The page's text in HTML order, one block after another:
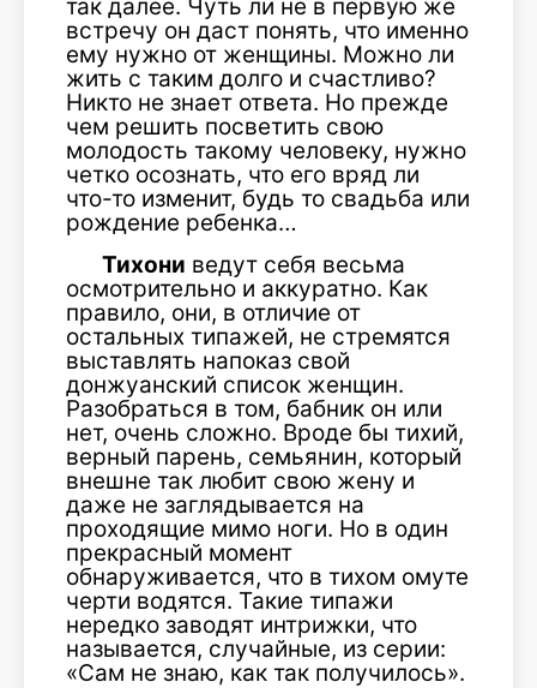
так далее. Чуть ли не в первую же
встречу он даст понять, что именно
ему нужно от женщины. Можно ли
жить с таким долго и счастливо?
Никто не знает ответа. Но прежде
чем решить посветить свою
молодость такому человеку, нужно
четко осознать, что его вряд ли
что-то изменит, будь то свадьба или
рождение ребенка…
Тихони ведут себя весьма
осмотрительно и аккуратно. Как
правило, они, в отличие от
остальных типажей, не стремятся
выставлять напоказ свой
донжуанский список женщин.
Разобраться в том, бабник он или
нет, очень сложно. Вроде бы тихий,
верный парень, семьянин, который
внешне так любит свою жену и
даже не заглядывается на
проходящие мимо ноги. Но в один
прекрасный момент
обнаруживается, что в тихом омуте
черти водятся. Такие типажи
нередко заводят интрижки, что
называется, случайные, из серии:
«Сам не знаю, как так получилось».